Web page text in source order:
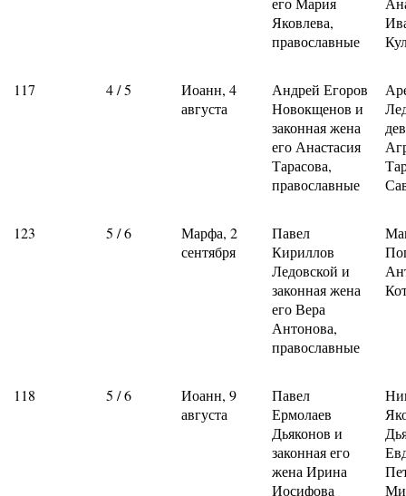
Яковлева,
православные
117 4 / 5
Иоанн, 4
августа
Андрей Егоров
Новокщенов и
законная жена
его Анастасия
Тарасова,
православные
123 5 / 6
Марфа, 2
сентября
Павел
Кириллов
Ледовской и
законная жена
его Вера
Антонова,
православные
118 5 / 6
Иоанн, 9
августа
Павел
Ермолаев
Дьяконов и
законная его
жена Ирина
Иосифова